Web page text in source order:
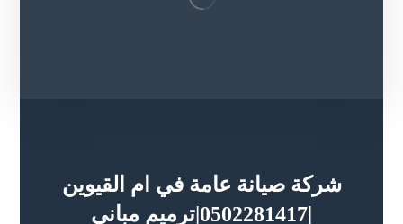
شركة صيانة عامة في ام القيوين